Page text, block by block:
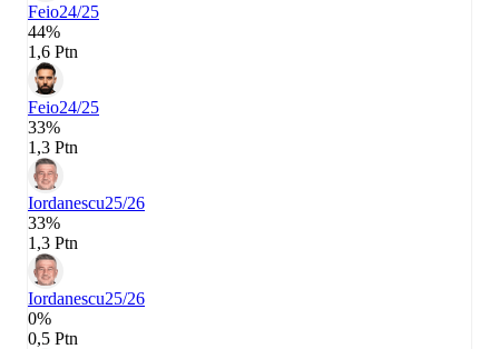
Feio24/25
44%
1,6 Ptn
Feio24/25
33%
1,3 Ptn
Iordanescu25/26
33%
1,3 Ptn
Iordanescu25/26
0%
0,5 Ptn